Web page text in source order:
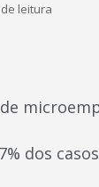
de leitura
dos